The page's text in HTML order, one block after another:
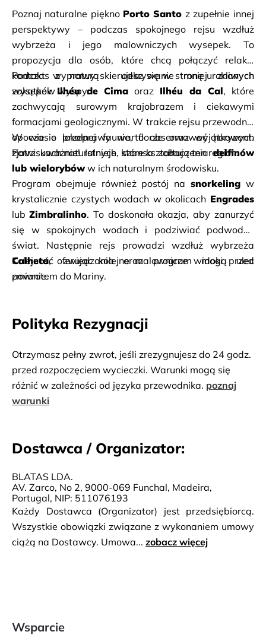
Poznaj naturalne piękno Porto Santo z zupełnie innej
perspektywy – podczas spokojnego rejsu wzdłuż
wybrzeża i jego malowniczych wysepek. To
propozycja dla osób, które chcą połączyć relaks,
kontakt z naturą i odkrywanie mniej znanych
zakątków wyspy.
Podczas wyprawy skierujesz się w stronę urokliwych
wysepek Ilhéu de Cima oraz Ilhéu da Cal, które
zachwycają surowym krajobrazem i ciekawymi
formacjami geologicznymi. W trakcie rejsu przewodnik
opowie o lokalnej faunie, florze oraz wyjątkowych
zjawiskach naturalnych, które kształtują ten region.
W czasie przeprawy warto obserwować horyzont.
Patrz uważnie! Istnieje szansa zobaczenia delfinów
lub wielorybów w ich naturalnym środowisku.
Program obejmuje również postój na snorkeling w
krystalicznie czystych wodach w okolicach Engrades
lub Zimbralinho. To doskonała okazja, aby zanurzyć
się w spokojnych wodach i podziwiać podwodny
Calheta, oferując kolejne malownicze widoki przed
powrotem do Mariny.
Kolejność zwiedzania oraz program mogą ulec
zmianie.
Polityka Rezygnacji
Otrzymasz pełny zwrot, jeśli zrezygnujesz do 24 godz.
przed rozpoczęciem wycieczki. Warunki mogą się
różnić w zależności od języka przewodnika. poznaj
warunki
Dostawca / Organizator:
BLATAS LDA.
AV. Zarco, No 2, 9000-069 Funchal, Madeira,
Portugal, NIP: 511076193
Każdy Dostawca (Organizator) jest przedsiębiorcą.
Wszystkie obowiązki związane z wykonaniem umowy
ciążą na Dostawcy. Umowa... zobacz więcej
Wsparcie